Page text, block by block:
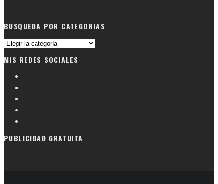
BUSQUEDA POR CATEGORIAS
Busqueda
categorias
MIS REDES SOCIALES
PUBLICIDAD GRATUITA